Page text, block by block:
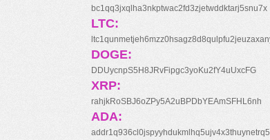
bc1qq3jxqlha3nkptwac2fd3zjetwddktarj5snu7x
LTC:
DOGE:
DDUycnpS5H8JRvFipgc3yoKu2fY4uUxcFG
XRP:
rahjkRoSBJ6oZPy5A2uBPDbYEAmSFHL6nh
ADA: